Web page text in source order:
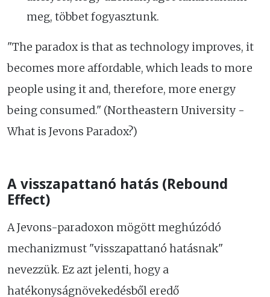
meg, többet fogyasztunk.
"The paradox is that as technology improves, it
becomes more affordable, which leads to more
people using it and, therefore, more energy
being consumed." (Northeastern University -
What is Jevons Paradox?)
A visszapattanó hatás (Rebound
Effect)
A Jevons-paradoxon mögött meghúzódó
mechanizmust "visszapattanó hatásnak"
nevezzük. Ez azt jelenti, hogy a
hatékonyságnövekedésből eredő